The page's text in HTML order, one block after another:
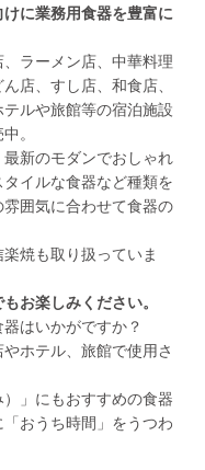
けに業務用食器を豊富に
ラーメン店、中華料理
店、すし店、和食店、
ルや旅館等の宿泊施設
。
新のモダンでおしゃれ
イルな食器など種類を
囲気に合わせて食器の
焼も取り扱っていま
お楽しみください。
はいかがですか？
ホテル、旅館で使用さ
」にもおすすめの食器
おうち時間」をうつわ